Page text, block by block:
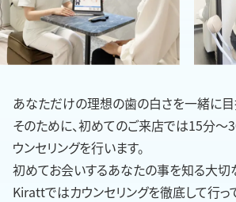
あなただけの理想の歯の白さを一緒に目
そのために、初めてのご来店では15分
ウンセリングを行います。
初めてお会いするあなたの事を知る大切
Kirattではカウンセリングを徹底して行っ